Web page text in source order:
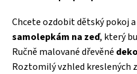
Chcete ozdobit dětský pokoj
samolepkám na zeď, který
Ručně malované dřevěné
Roztomilý vzhled kreslených